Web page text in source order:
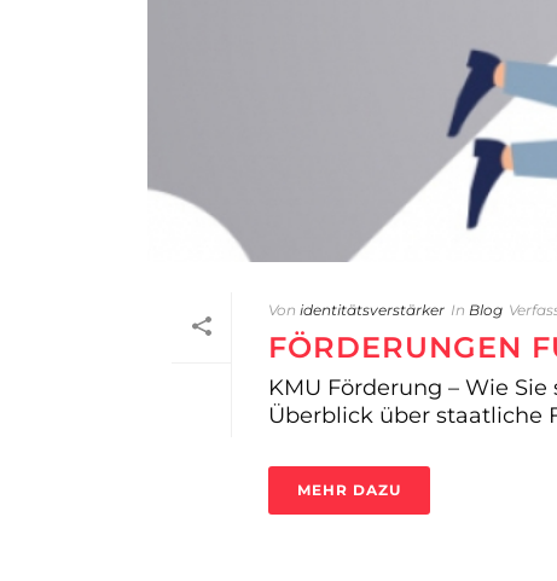
Von identitätsverstärker In Blog
FÖRDERUNGEN
KMU Förderung – Wie
Überblick über staatliche
MEHR DAZU